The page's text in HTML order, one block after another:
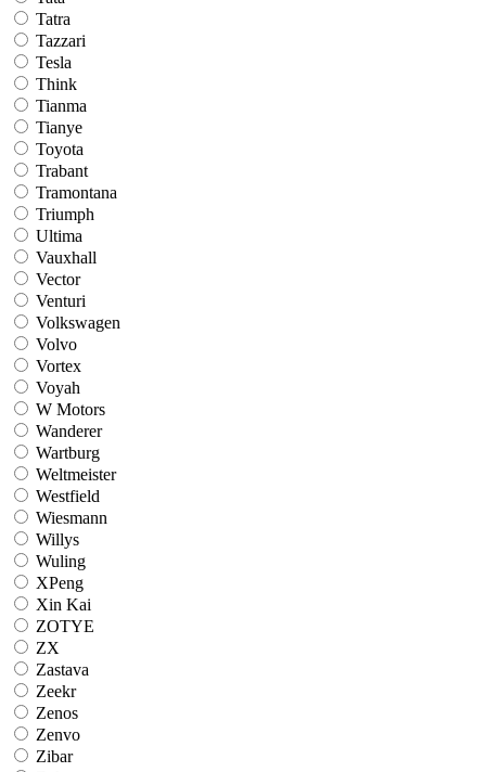
Tatra
Tazzari
Tesla
Think
Tianma
Tianye
Toyota
Trabant
Tramontana
Triumph
Ultima
Vauxhall
Vector
Venturi
Volkswagen
Volvo
Vortex
Voyah
W Motors
Wanderer
Wartburg
Weltmeister
Westfield
Wiesmann
Willys
Wuling
XPeng
Xin Kai
ZOTYE
ZX
Zastava
Zeekr
Zenos
Zenvo
Zibar